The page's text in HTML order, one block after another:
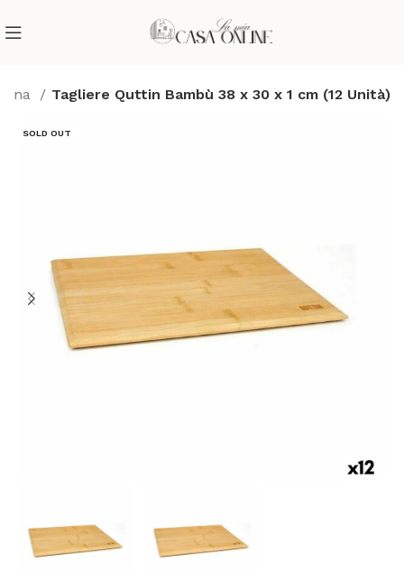
Tagliere Quttin Bambù 38 x 30 x 1 cm (12 Unità)
SOLD OUT